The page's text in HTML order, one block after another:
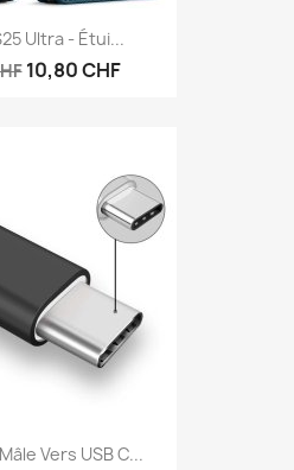
Ultra - Étui...
10,80 CHF
Vers USB C...